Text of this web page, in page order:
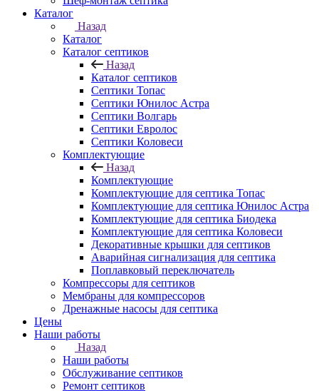
Каталог
Назад
Каталог
Каталог септиков
Назад
Каталог септиков
Септики Топас
Септики Юнилос Астра
Септики Волгарь
Септики Евролос
Септики Коловеси
Комплектующие
Назад
Комплектующие
Комплектующие для септика Топас
Комплектующие для септика Юнилос Астра
Комплектующие для септика Биодека
Комплектующие для септика Коловеси
Декоративные крышки для септиков
Аварийная сигнализация для септика
Поплавковый переключатель
Компрессоры для септиков
Мембраны для компрессоров
Дренажные насосы для септика
Цены
Наши работы
Назад
Наши работы
Обслуживание септиков
Ремонт септиков